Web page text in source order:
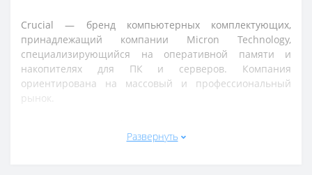
Crucial — бренд компьютерных комплектующих,
принадлежащий компании Micron Technology,
специализирующийся на оперативной памяти и
накопителях для ПК и серверов. Компания
ориентирована на массовый и профессиональный
рынок.
(DDR4, DDR5), твердотельные накопители (SSD SATA и
Развернуть